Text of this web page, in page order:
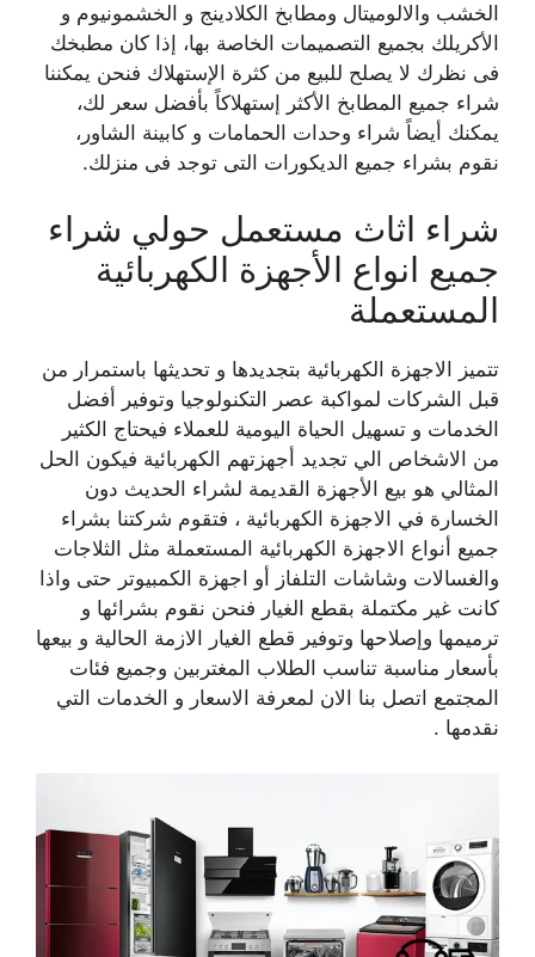
الخشب والالوميتال ومطابخ الكلادينج و الخشمونيوم و
الأكريلك بجميع التصميمات الخاصة بها، إذا كان مطبخك
فى نظرك لا يصلح للبيع من كثرة الإستهلاك فنحن يمكننا
شراء جميع المطابخ الأكثر إستهلاكاً بأفضل سعر لك،
يمكنك أيضاً شراء وحدات الحمامات و كابينة الشاور،
نقوم بشراء جميع الديكورات التى توجد فى منزلك.
شراء اثاث مستعمل حولي شراء
جميع انواع الأجهزة الكهربائية
المستعملة
تتميز الاجهزة الكهربائية بتجديدها و تحديثها باستمرار من
قبل الشركات لمواكبة عصر التكنولوجيا وتوفير أفضل
الخدمات و تسهيل الحياة اليومية للعملاء فيحتاج الكثير
من الاشخاص الي تجديد أجهزتهم الكهربائية فيكون الحل
المثالي هو بيع الأجهزة القديمة لشراء الحديث دون
الخسارة في الاجهزة الكهربائية ، فتقوم شركتنا بشراء
جميع أنواع الاجهزة الكهربائية المستعملة مثل الثلاجات
والغسالات وشاشات التلفاز أو اجهزة الكمبيوتر حتى واذا
كانت غير مكتملة بقطع الغيار فنحن نقوم بشرائها و
ترميمها وإصلاحها وتوفير قطع الغيار الازمة الحالية و بيعها
بأسعار مناسبة تناسب الطلاب المغتربين وجميع فئات
المجتمع اتصل بنا الان لمعرفة الاسعار و الخدمات التي
نقدمها .